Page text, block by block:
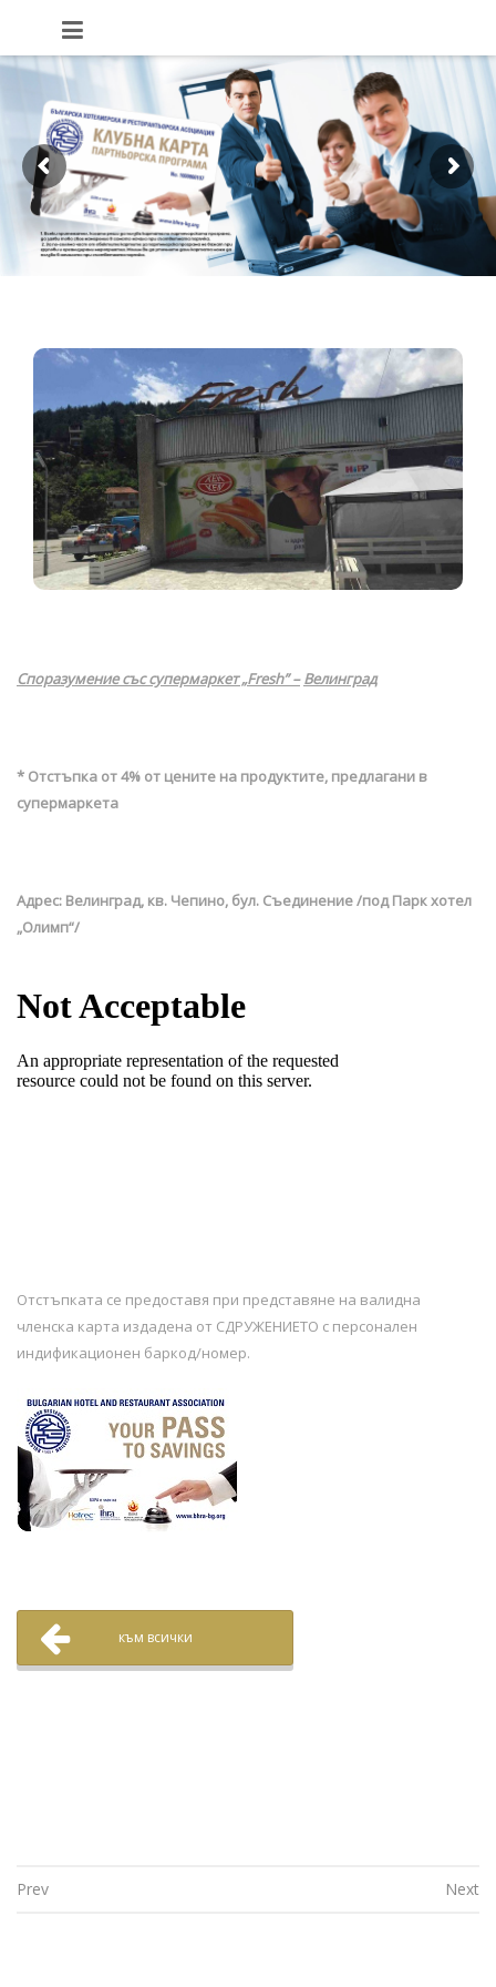
Споразумение със супермаркет „Fresh” – Велинград
* Отстъпка от 4% от цените на продуктите, предлагани в
супермаркета
Адрес: Велинград, кв. Чепино, бул. Съединение /под Парк хотел
„Олимп“/
Отстъпката се предоставя при представяне на валидна
членска карта издадена от СДРУЖЕНИЕТО с персонален
индификационен баркод/номер.
към всички
Prev Next